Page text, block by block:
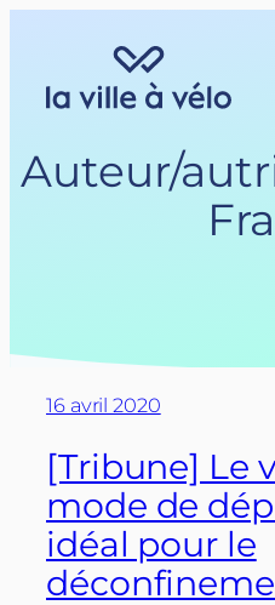
Auteur/
16 avril 2020
[Tribune] Le
mode de
idéal pour le